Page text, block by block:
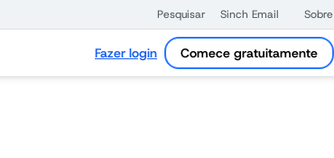
Pesquisar Sinch Email Sobre
Fazer login Comece gratuitamente